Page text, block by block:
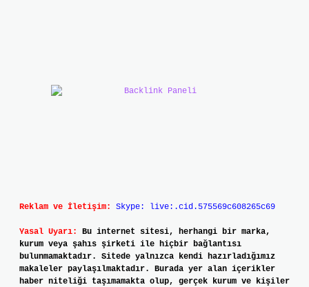
Reklam ve İletişim: Skype: live:.cid.575569c608265c69
Yasal Uyarı:
Bu internet sitesi, herhangi bir marka,
kurum veya şahıs şirketi ile hiçbir bağlantısı
bulunmamaktadır. Sitede yalnızca kendi hazırladığımız
makaleler paylaşılmaktadır. Burada yer alan içerikler
haber niteliği taşımamakta olup, gerçek kurum ve kişiler